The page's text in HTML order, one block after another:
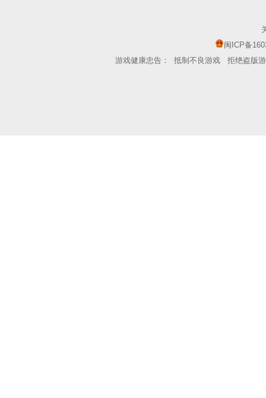
闽ICP备
游戏健康忠告：
抵制不良游戏 拒绝盗版